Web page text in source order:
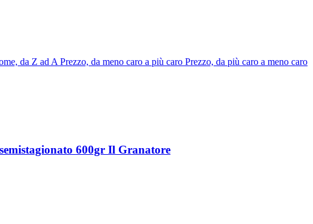
da Z ad A Prezzo, da meno caro a più caro Prezzo, da più caro a meno caro
600gr Il Granatore